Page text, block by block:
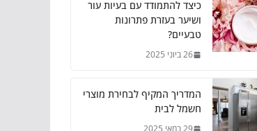
כיצד להתמודד עם בעיות עור
ושיער בעזרת פתרונות
טבעיים?
26 ביוני 2025
המדריך המקיף לבחירת מוצרי
חשמל לבית
29 במאי 2025